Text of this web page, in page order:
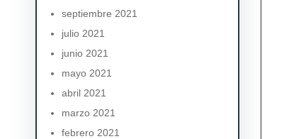
septiembre 2021
julio 2021
junio 2021
mayo 2021
abril 2021
marzo 2021
febrero 2021